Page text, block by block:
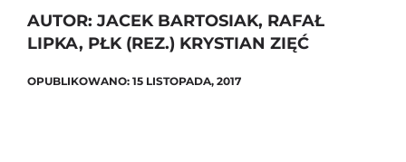
AUTOR: JACEK BARTOSIAK, RAFAŁ
LIPKA, PŁK (REZ.) KRYSTIAN ZIĘĆ
OPUBLIKOWANO: 15 LISTOPADA, 2017